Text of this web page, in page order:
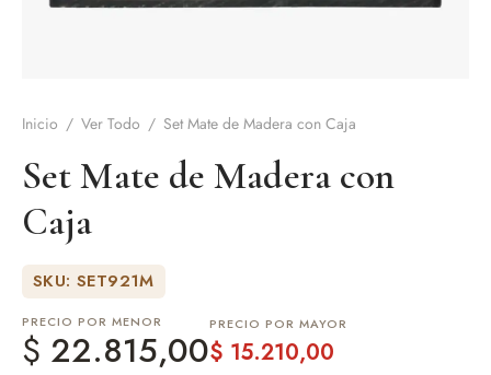
Inicio / Ver Todo / Set Mate de Madera con Caja
Set Mate de Madera con
Caja
SKU: SET921M
PRECIO POR MENOR
$ 22.815,00
PRECIO POR MAYOR
$ 15.210,00
y accesorios